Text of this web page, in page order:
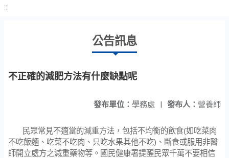
:::
公告訊息
不正確的減肥方法有什麼缺點呢
發布人： 營養師
發布單位： 學務處 |
民眾常見不適當的減重方法，包括不均衡的飲食(如吃菜肉
不吃飯麵、吃菜不吃肉、只吃水果其他不吃)、斷食或服用非醫
師開立處方之減重藥物等。國民健康署提醒民眾千萬不要相信